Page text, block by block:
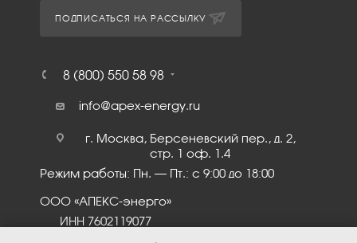
ПОДПИСАТЬСЯ НА РАССЫЛКУ
8 (800) 550 58 98
info@apex-energy.ru
г. Москва, Берсеневский пер., д. 2,
стр. 1 оф. 1.4
Режим работы: Пн. – Пт.: с 9:00 до 18:00
ООО «АПЕКС-энерго»
ИНН 7602119077